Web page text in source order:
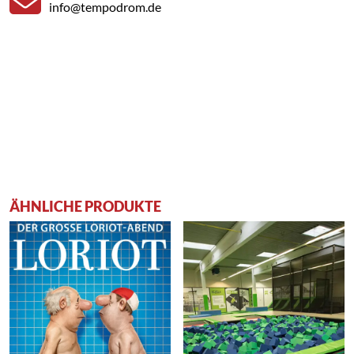
info@tempodrom.de
ÄHNLICHE PRODUKTE